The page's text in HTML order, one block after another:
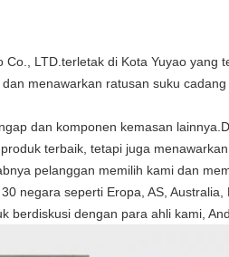
Co., LTD.terletak di Kota Yuyao yang
menawarkan ratusan suku
dan komponen kemasan
terbaik, tetapi juga
pelanggan memilih kami dan
negara seperti Eropa, AS,
berdiskusi dengan para ahli kami,